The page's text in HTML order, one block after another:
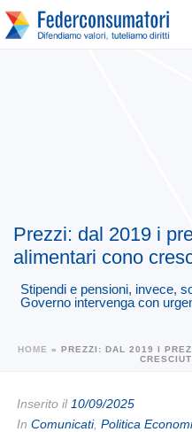
Prezzi: dal 2019 i
alimentari cono
Stipendi e pensioni, invece,
Governo intervenga con
HOME » PREZZI: DAL 2019 I
Inserito il 10/09/2025
In Comunicati, Politica